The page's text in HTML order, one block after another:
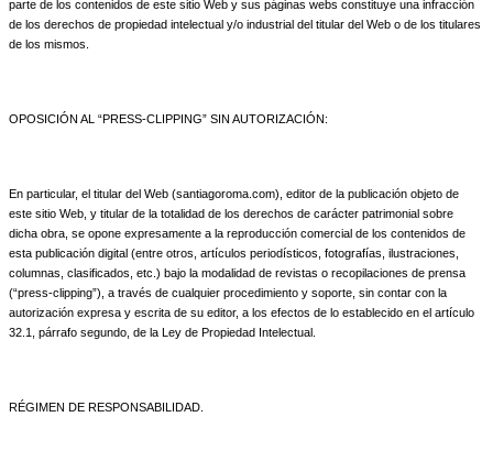
parte de los contenidos de este sitio Web y sus páginas webs constituye una infracción
de los derechos de propiedad intelectual y/o industrial del titular del Web o de los titulares
de los mismos.
OPOSICIÓN AL “PRESS-CLIPPING” SIN AUTORIZACIÓN:
En particular, el titular del Web (santiagoroma.com), editor de la publicación objeto de
este sitio Web, y titular de la totalidad de los derechos de carácter patrimonial sobre
dicha obra, se opone expresamente a la reproducción comercial de los contenidos de
esta publicación digital (entre otros, artículos periodísticos, fotografías, ilustraciones,
columnas, clasificados, etc.) bajo la modalidad de revistas o recopilaciones de prensa
(“press-clipping”), a través de cualquier procedimiento y soporte, sin contar con la
autorización expresa y escrita de su editor, a los efectos de lo establecido en el artículo
32.1, párrafo segundo, de la Ley de Propiedad Intelectual.
RÉGIMEN DE RESPONSABILIDAD.